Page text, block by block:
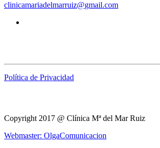
clinicamariadelmarruiz@gmail.com
Política de Privacidad
Copyright 2017 @ Clínica Mª del Mar Ruiz
Webmaster: OlgaComunicacion